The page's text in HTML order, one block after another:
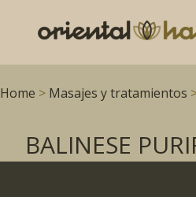
Home > Masajes y tratamientos
BALINESE